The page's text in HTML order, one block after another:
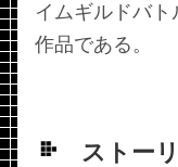
イムギルドバ
作品である。
ストー